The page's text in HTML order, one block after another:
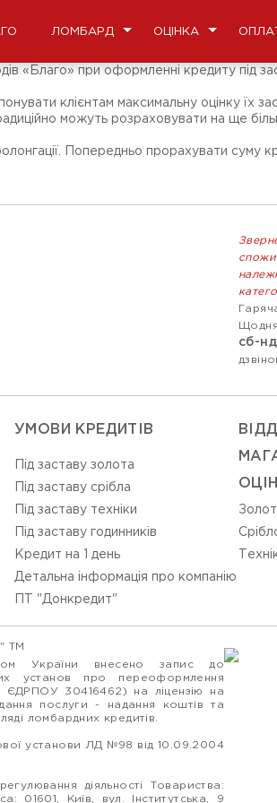
ЛОМБАРД ОЦІНКА
«Благо» при оформленні кредиту під
клієнтам максимальну оцінку їх
можуть розраховувати на ще
Попередньо прорахувати суму
Щодня
сб-
УМОВИ КРЕДИТІВ
Під заставу золота
Під заставу срібла
Під заставу техніки
Під заставу годинників
Кредит на 1 день
Детальна інформація про компанію
ПТ "Донкредит"
ТМ
України внесено запис до
установ про переоформлення
ЄДРПОУ 30416462) на ліцензію на
послуги - надання коштів та
ломбардних кредитів.
установи ЛД №98 від 10.09.2004
діяльності Товариства:
01601, Київ, вул. Інститутська, 9